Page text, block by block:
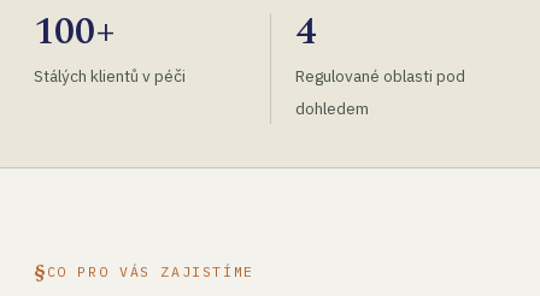
100+
Stálých klientů v péči
4
Regulované oblasti pod
dohledem
CO PRO VÁS ZAJISTÍME